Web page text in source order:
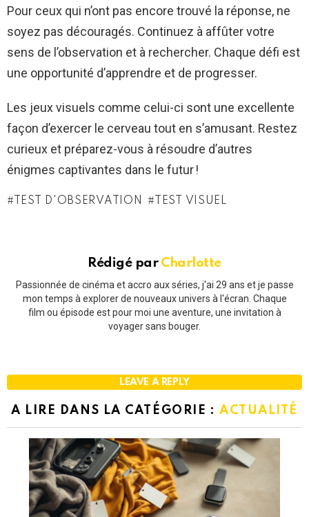
Pour ceux qui n’ont pas encore trouvé la réponse, ne
soyez pas découragés. Continuez à affûter votre
sens de l’observation et à rechercher. Chaque défi est
une opportunité d’apprendre et de progresser.
Les jeux visuels comme celui-ci sont une excellente
façon d’exercer le cerveau tout en s’amusant. Restez
curieux et préparez-vous à résoudre d’autres
énigmes captivantes dans le futur !
TEST D'OBSERVATION TEST VISUEL
Rédigé par Charlotte
Passionnée de cinéma et accro aux séries, j'ai 29 ans et je passe
mon temps à explorer de nouveaux univers à l'écran. Chaque
film ou épisode est pour moi une aventure, une invitation à
voyager sans bouger.
LEAVE A REPLY
A LIRE DANS LA CATÉGORIE : ACTUALITÉ